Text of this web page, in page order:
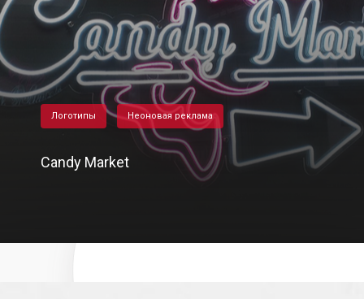
Логотипы Неоновая реклама
Candy Market